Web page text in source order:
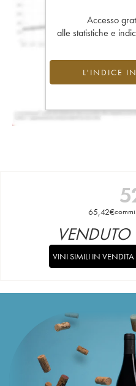
Accesso
alle statistiche e
L'INDICE
65,42€
VENDUTO
VINI SIMILI IN VENDITA